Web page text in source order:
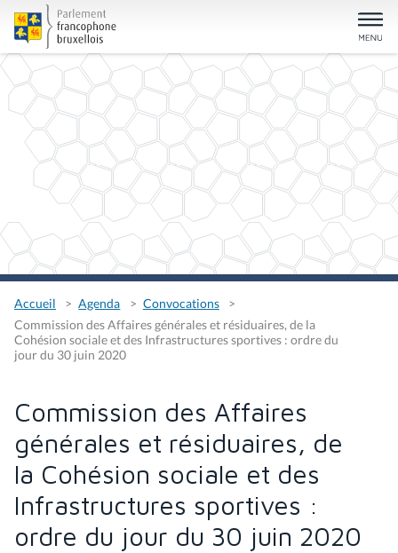
Accueil Agenda
Convocations
Commission des Affaires générales et résiduaires, de la
Cohésion sociale et des Infrastructures sportives : ordre du
jour du 30 juin 2020
Commission des Affaires
générales et résiduaires, de
la Cohésion sociale et des
Infrastructures sportives :
ordre du jour du 30 juin 2020